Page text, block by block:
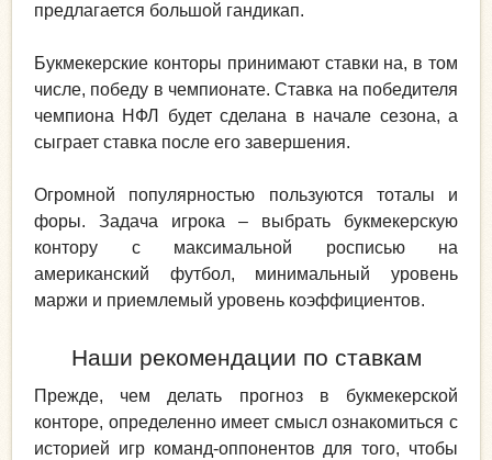
предлагается большой гандикап.
Букмекерские конторы принимают ставки на, в том
числе, победу в чемпионате. Ставка на победителя
чемпиона НФЛ будет сделана в начале сезона, а
сыграет ставка после его завершения.
Огромной популярностью пользуются тоталы и
форы. Задача игрока – выбрать букмекерскую
контору с максимальной росписью на
американский футбол, минимальный уровень
маржи и приемлемый уровень коэффициентов.
Наши рекомендации по ставкам
Прежде, чем делать прогноз в букмекерской
конторе, определенно имеет смысл ознакомиться с
историей игр команд-оппонентов для того, чтобы